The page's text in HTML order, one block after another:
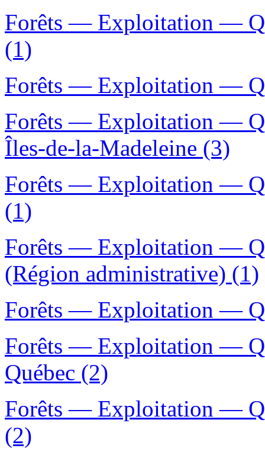
Forêts — Exploitation —
(1)
Forêts — Exploitation —
Forêts — Exploitation —
Îles-de-la-Madeleine (3)
Forêts — Exploitation —
(1)
Forêts — Exploitation —
(Région administrative) (1)
Forêts — Exploitation —
Forêts — Exploitation —
Québec (2)
Forêts — Exploitation —
(2)